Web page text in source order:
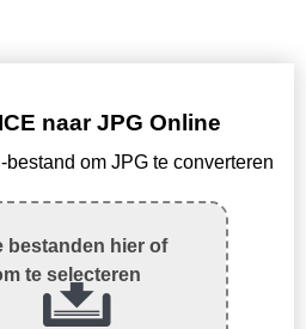
naar JPG Online
om JPG te converteren
bestanden hier of
te selecteren